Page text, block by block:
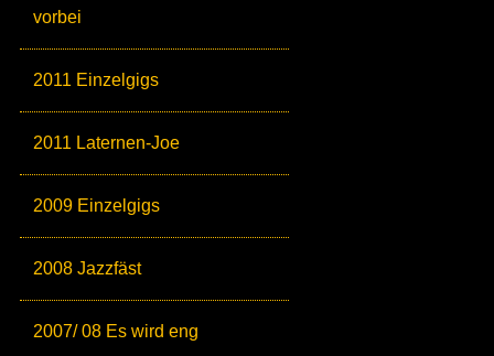
vorbei
2011 Einzelgigs
2011 Laternen-Joe
2009 Einzelgigs
2008 Jazzfäst
2007/ 08 Es wird eng